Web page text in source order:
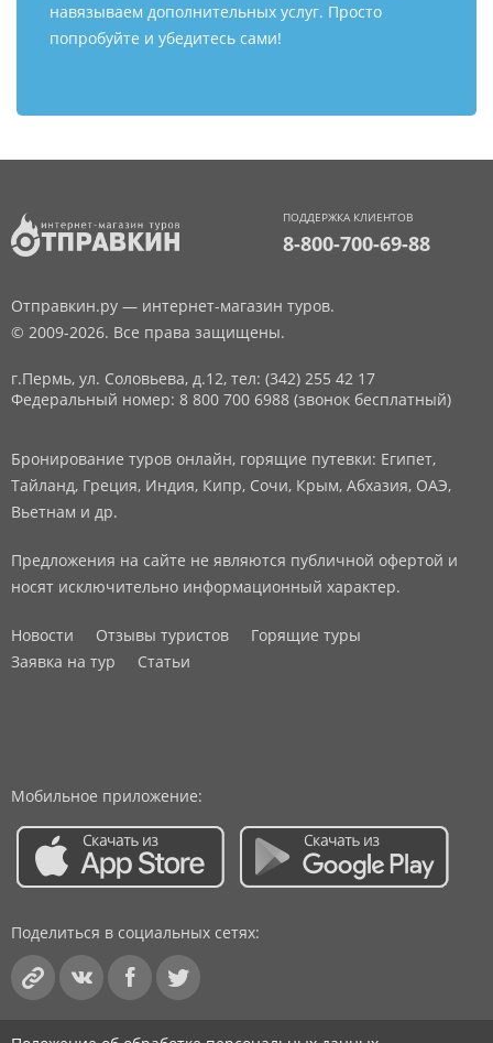
навязываем дополнительных услуг. Просто
попробуйте и убедитесь сами!
ПОДДЕРЖКА КЛИЕНТОВ
8-800-700-69-88
Отправкин.ру — интернет-магазин туров.
© 2009-2026. Все права защищены.
г.Пермь, ул. Соловьева, д.12, тел: (342) 255 42 17
Федеральный номер: 8 800 700 6988 (звонок бесплатный)
Бронирование туров онлайн, горящие путевки: Египет,
Тайланд, Греция, Индия, Кипр, Сочи, Крым, Абхазия, ОАЭ,
Вьетнам и др.
Предложения на сайте не являются публичной офертой и
носят исключительно информационный характер.
Новости Отзывы туристов
Горящие туры
Заявка на тур
Статьи
Мобильное приложение:
Поделиться в социальных сетях: